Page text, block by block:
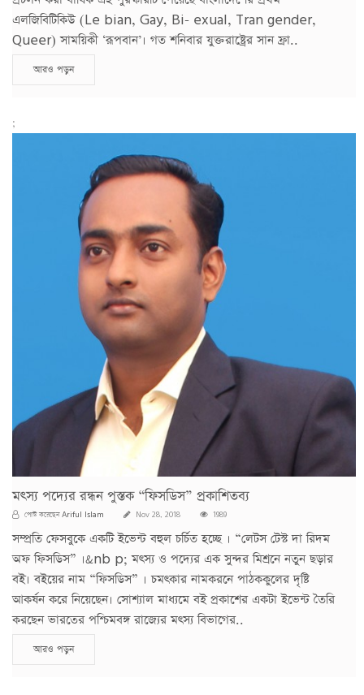
এলজিবিটিকিউ (Le bian, Gay, Bi- exual, Tran gender,
Queer) সাময়িকী ‘রূপবান’। গত শনিবার যুক্তরাষ্ট্রের সান ফ্রা..
আরও পড়ুন
;
মৎস্য পদ্যের রন্ধন পুস্তক “ফিসডিস” প্রকাশিতব্য
পোস্ট করেছেনAriful Islam Nov 28, 2018 1989
সম্প্রতি ফেসবুকে একটি ইভেন্ট বহুল চর্চিত হচ্ছে । “লেটস টেস্ট দা রিদম
অফ ফিসডিস” ।&nb p; মৎস্য ও পদ্যের এক সুন্দর মিশ্রনে নতুন ছড়ার
বই। বইয়ের নাম “ফিসডিস” । চমৎকার নামকরনে পাঠককুলের দৃষ্টি
আকর্ষন করে নিয়েছেন। সোশ্যাল মাধ্যমে বই প্রকাশের একটা ইভেন্ট তৈরি
করছেন ভারতের পশ্চিমবঙ্গ রাজ্যের মৎস্য বিভাগের..
আরও পড়ুন